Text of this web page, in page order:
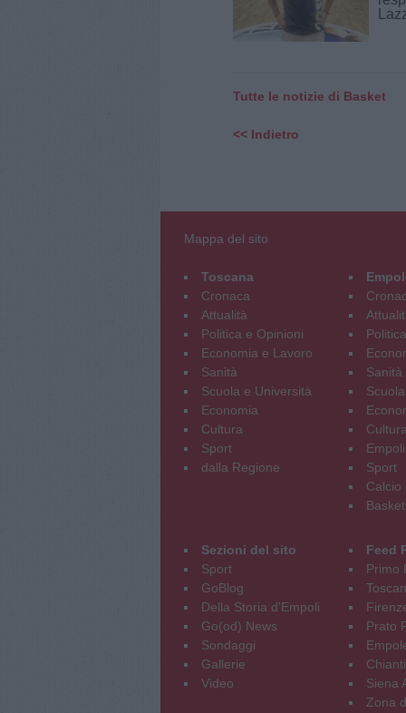
Tutte le notizie di Basket
<< Indietro
Mappa del sito
Toscana
Cronaca
Attualità
Politica e Opinioni
Economia e Lavoro
Sanità
Scuola e Università
Economia
Cultura
Sport
dalla Regione
Sanità
Cultura
Sport
Calcio
Basket
Sezioni del sito
Sport
GoBlog
Della Storia d'Empoli
Go(od) News
Sondaggi
Gallerie
Video
Feed
Primo
Prato
Siena
Zona